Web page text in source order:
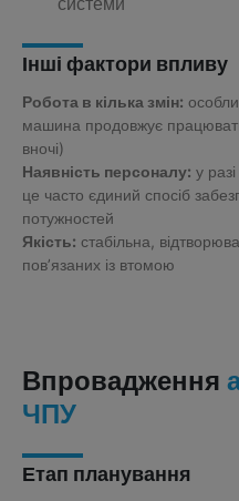
Інші фактори впливу
Робота в кілька змін:
машина продовжує
вночі)
Наявність персоналу: у
це часто єдиний спосіб
потужностей
Якість: стабільна,
пов’язаних із втомою
Впровадження
ЧПУ
Етап планування